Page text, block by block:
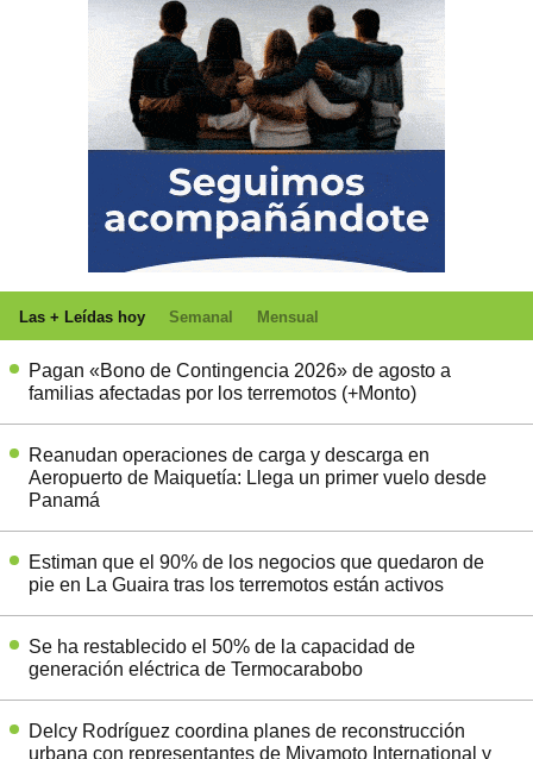
Las + Leídas hoy Semanal Mensual
Pagan «Bono de Contingencia 2026» de agosto a
familias afectadas por los terremotos (+Monto)
Reanudan operaciones de carga y descarga en
Aeropuerto de Maiquetía: Llega un primer vuelo desde
Panamá
Estiman que el 90% de los negocios que quedaron de
pie en La Guaira tras los terremotos están activos
Se ha restablecido el 50% de la capacidad de
generación eléctrica de Termocarabobo
Delcy Rodríguez coordina planes de reconstrucción
urbana con representantes de Miyamoto International y